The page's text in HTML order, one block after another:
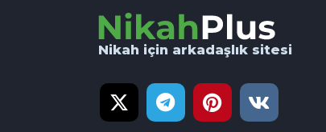
Nikah için arkadaşlık sitesi